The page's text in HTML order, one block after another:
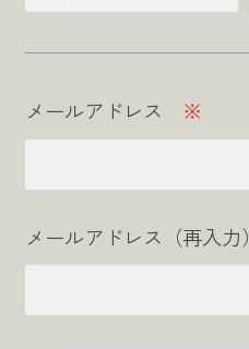
メールアドレス ※
メールアドレス（再入力）